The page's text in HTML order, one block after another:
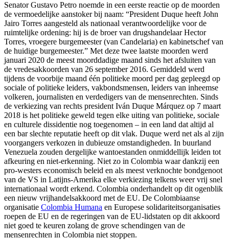
Senator Gustavo Petro noemde in een eerste reactie op de moorden
de vermoedelijke aanstoker bij naam: “President Duque heeft John
Jairo Torres aangesteld als nationaal verantwoordelijke voor de
ruimtelijke ordening: hij is de broer van drugshandelaar Hector
Torres, vroegere burgemeester (van Candelaria) en kabinetschef van
de huidige burgemeester.” Met deze twee laatste moorden werd
januari 2020 de meest moorddadige maand sinds het afsluiten van
de vredesakkoorden van 26 september 2016. Gemiddeld werd
tijdens de voorbije maand één politieke moord per dag gepleegd op
sociale of politieke leiders, vakbondsmensen, leiders van inheemse
volkeren, journalisten en verdedigers van de mensenrechten. Sinds
de verkiezing van rechts president Iván Duque Márquez op 7 maart
2018 is het politieke geweld tegen elke uiting van politieke, sociale
en culturele dissidentie nog toegenomen – in een land dat altijd al
een bar slechte reputatie heeft op dit vlak. Duque werd net als al zijn
voorgangers verkozen in dubieuze omstandigheden. In buurland
Venezuela zouden dergelijke wantoestanden onmiddellijk leiden tot
afkeuring en niet-erkenning. Niet zo in Colombia waar dankzij een
pro-westers economisch beleid en als meest verknochte bondgenoot
van de VS in Latijns-Amerika elke verkiezing telkens weer vrij snel
internationaal wordt erkend. Colombia onderhandelt op dit ogenblik
een nieuw vrijhandelsakkoord met de EU. De Colombiaanse
organisatie Colombia Humana en Europese solidariteitsorganisaties
roepen de EU en de regeringen van de EU-lidstaten op dit akkoord
niet goed te keuren zolang de grove schendingen van de
mensenrechten in Colombia niet stoppen.